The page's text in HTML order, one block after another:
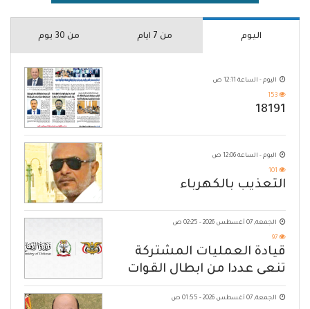
اليوم من 7 ايام من 30 يوم
اليوم - الساعة 12:11 ص
153
18191
اليوم - الساعة 12:06 ص
101
التعذيب بالكهرباء
الجمعة, 07 أغسطس 2026 - 02:25 ص
97
قيادة العمليات المشتركة
تنعى عددا من ابطال القوات
المسلحة
الجمعة, 07 أغسطس 2026 - 01:55 ص